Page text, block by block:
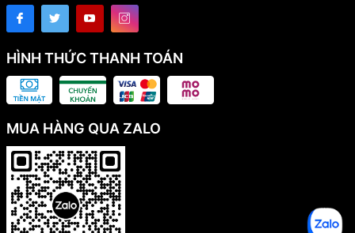
HÌNH THỨC THANH TOÁN
MUA HÀNG QUA ZALO